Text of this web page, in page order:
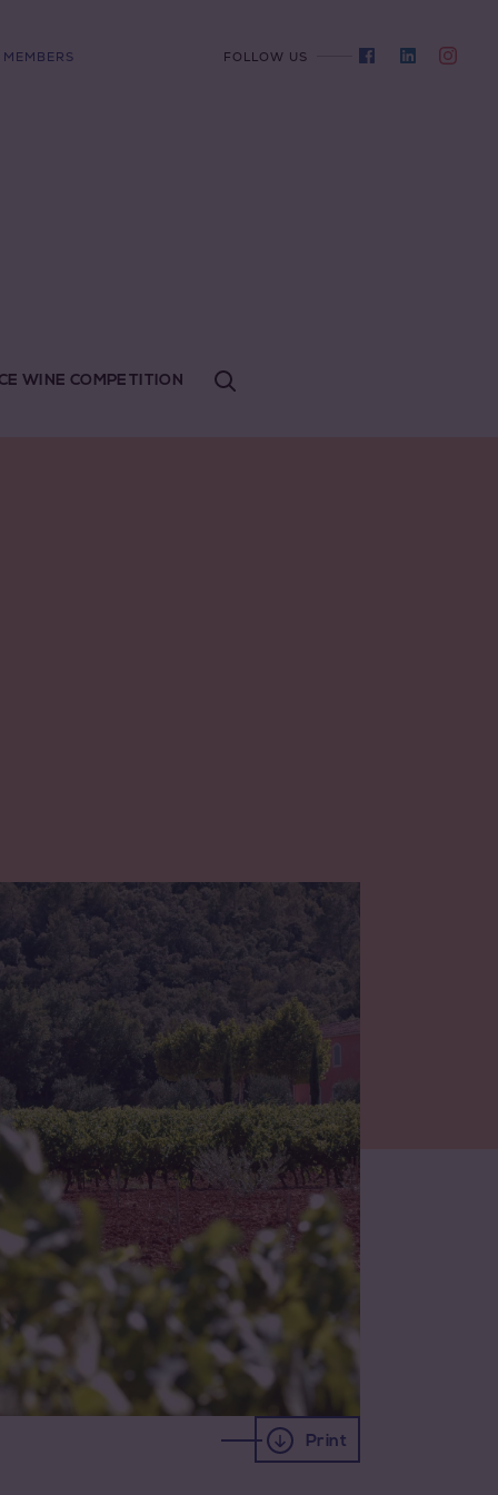
MEMBERS FOLLOW US
WINE COMPETITION
Print